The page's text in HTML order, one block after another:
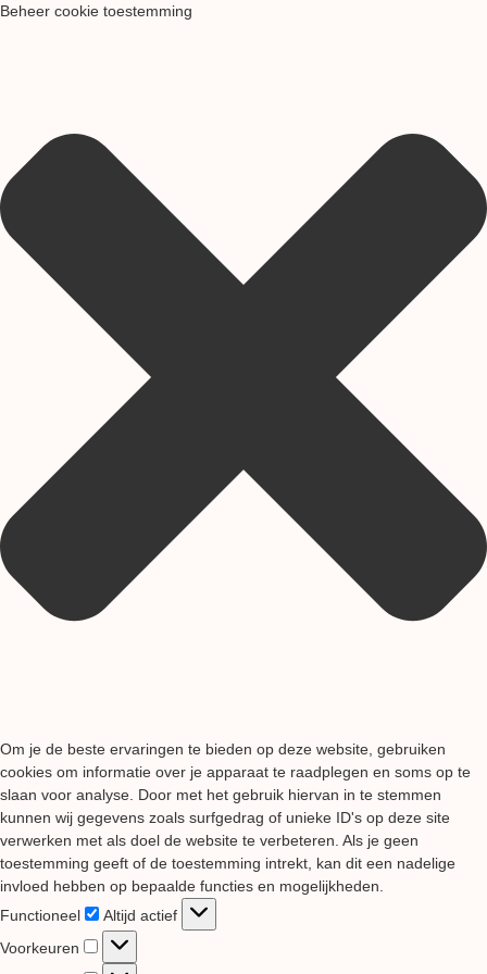
Beheer cookie toestemming
Om je de beste ervaringen te bieden op deze website, gebruiken
cookies om informatie over je apparaat te raadplegen en soms op te
slaan voor analyse. Door met het gebruik hiervan in te stemmen
kunnen wij gegevens zoals surfgedrag of unieke ID's op deze site
verwerken met als doel de website te verbeteren. Als je geen
toestemming geeft of de toestemming intrekt, kan dit een nadelige
invloed hebben op bepaalde functies en mogelijkheden.
Functioneel
Functioneel
Altijd actief
Voorkeuren
Voorkeuren